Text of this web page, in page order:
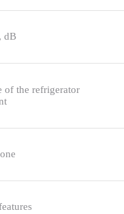
dB
of the refrigerator